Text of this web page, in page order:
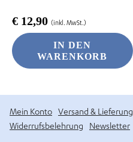
€ 12,90 (inkl. MwSt.)
IN DEN
WARENKORB
Mein Konto Versand & Lieferung
Widerrufsbelehrung
Newsletter